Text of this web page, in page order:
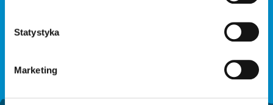
Statystyka
Marketing